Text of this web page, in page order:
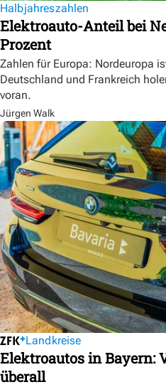
Halbjahreszahlen
Elektroauto-Anteil bei
Prozent
Zahlen für Europa: Nordeuropa
Deutschland und Frankreich
voran.
Jürgen Walk
Landkreise
Elektroautos in Bayern:
überall